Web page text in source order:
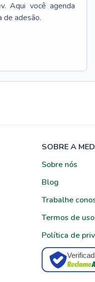
Aqui você agenda
de adesão.
SOBRE A
Sobre nós
Blog
Trabalhe
Termos de uso
Política de